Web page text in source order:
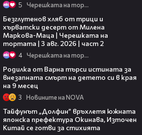
5 Черешката на тортата
Безглутенов хляб от трици и
хърватски десерт от Милена
Маркова-Маца | Черешката на
тортата | 3 авг. 2026 | част 2
4 Черешката на тортата
Родилка от Варна търси истината за
внезапната смърт на детето си в края
на 9 месец
3 Новините на NOVA
Тайфунът „Долфин” връхлетя южната
японска префектура Окинава, Източен
Китай се готви за стихията